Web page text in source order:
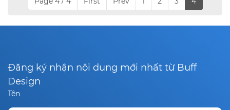
Đăng ký nhận nội dung mới nhất từ Buff
Design
Tên